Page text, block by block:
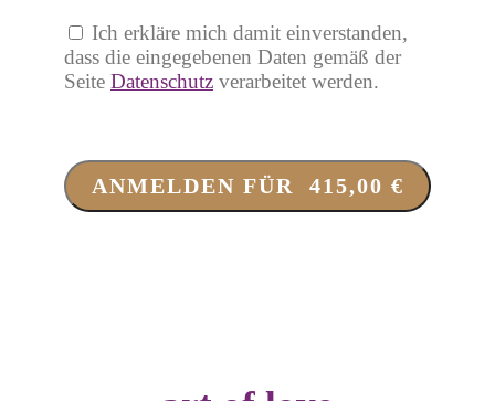
Ich erkläre mich damit einverstanden,
dass die eingegebenen Daten gemäß der
Seite Datenschutz verarbeitet werden.